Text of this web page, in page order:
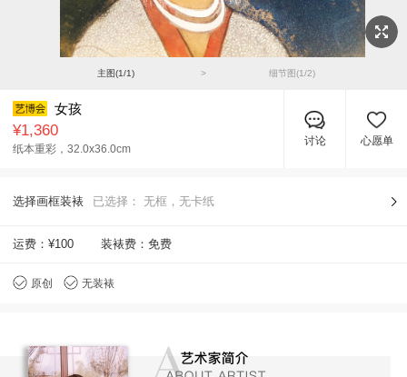
主图(1/1) > 细节图(1/2)
女孩
¥1,360
纸本重彩， 32.0x36.0cm
讨论 心愿单
选择画框装裱 已选择： 无框，无卡纸
运费： ¥100 装裱费：免费
原创 无装裱